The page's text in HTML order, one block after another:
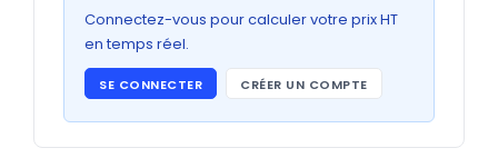
GRAND FORMAT
Abribus
Connectez-vous pour calculer votre prix HT
en temps réel.
SE CONNECTER CRÉER UN COMPTE